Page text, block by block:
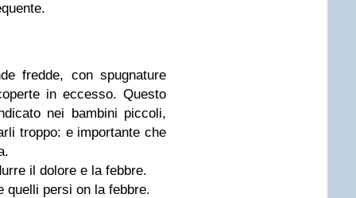
fredde, con spugnature
in eccesso. Questo
nei bambini piccoli,
troppo: e importante che
il dolore e la febbre.
quelli persi on la febbre.